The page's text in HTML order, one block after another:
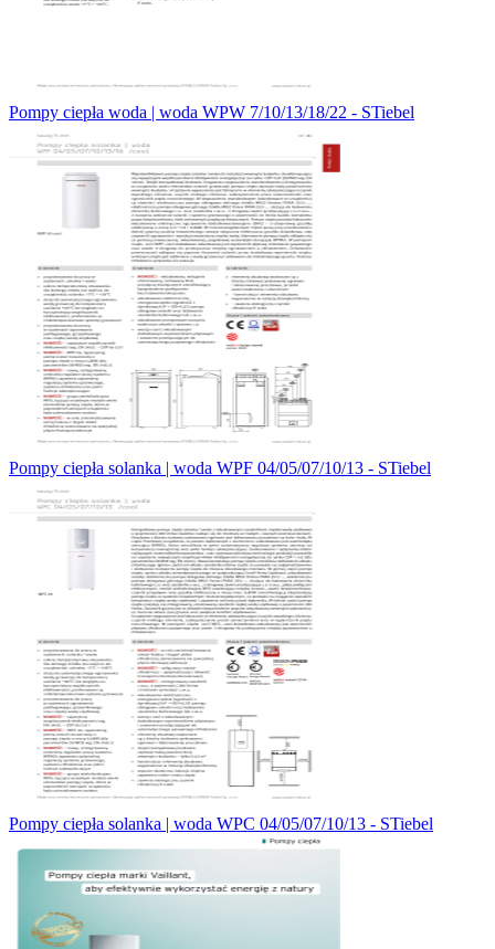
Pompy ciepła woda | woda WPW 7/10/13/18/22 - STiebel
Pompy ciepła solanka | woda WPF 04/05/07/10/13 - STiebel
Pompy ciepła solanka | woda WPC 04/05/07/10/13 - STiebel